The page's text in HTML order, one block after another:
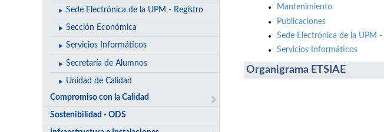
Sede Electrónica de la UPM - Registro
Sección Económica
Servicios Informáticos
Secretaría de Alumnos
Unidad de Calidad
Compromiso con la Calidad
Sostenibilidad - ODS
Mantenimiento
Publicaciones
Sede Electrónica de la UPM -
Servicios Informáticos
Organigrama ETSIAE